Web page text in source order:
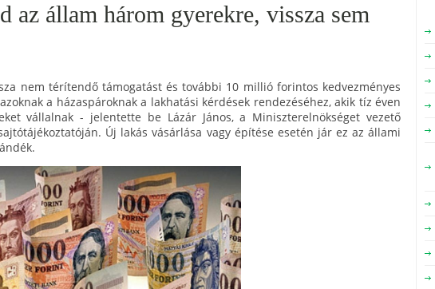
az állam három gyerekre, vissza sem
nem térítendő támogatást és további 10 millió forintos kedvezményes
a házaspároknak a lakhatási kérdések rendezéséhez, akik tíz éven
vállalnak - jelentette be Lázár János, a Miniszterelnökséget vezető
Új lakás vásárlása vagy építése esetén jár ez az állami